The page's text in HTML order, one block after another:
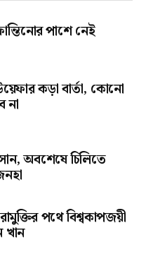
পাশে নেই
কড়া বার্তা, কোনো
না
অবশেষে চিলিতে
পথে বিশ্বকাপজয়ী
খান